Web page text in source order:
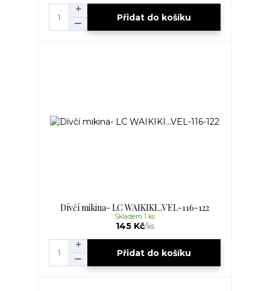
Přidat do košíku
Dívčí mikina- LC WAIKIKI...VEL-116-122
145 Kč/ks
Skladem 1 ks
Přidat do košíku